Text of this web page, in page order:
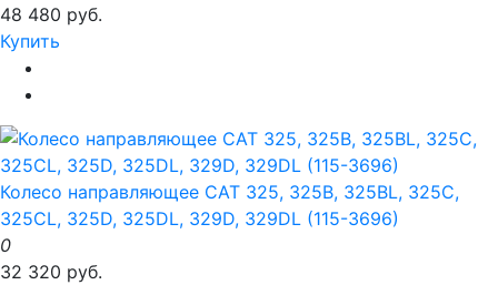
48 480 руб.
Купить
Колесо направляющее CAT 325, 325B, 325BL, 325C,
325CL, 325D, 325DL, 329D, 329DL (115-3696)
0
32 320 руб.